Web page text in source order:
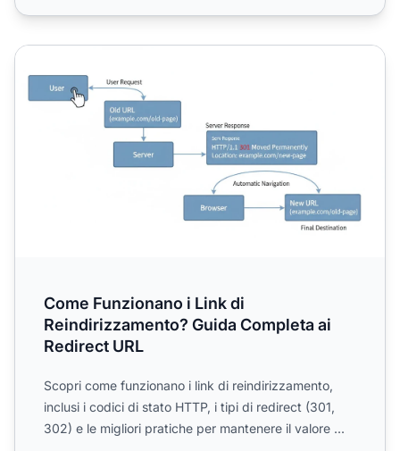
Come Funzionano i Link di Reindirizzamento? Guida
Come Funzionano i Link di
Reindirizzamento? Guida Completa ai
Redirect URL
Scopri come funzionano i link di reindirizzamento,
inclusi i codici di stato HTTP, i tipi di redirect (301,
302) e le migliori pratiche per mantenere il valore ...